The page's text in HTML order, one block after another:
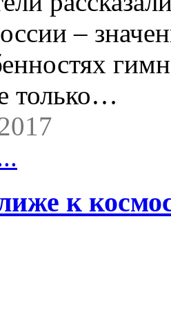
–
только…
к